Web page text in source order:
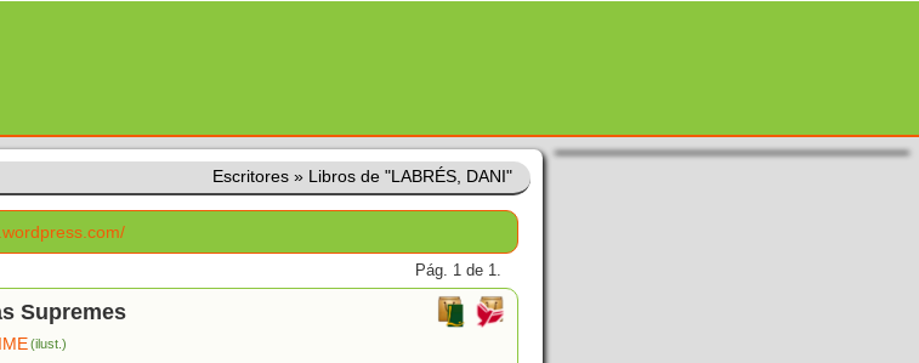
Escritores » Libros de "LABRÉS, DANI"
Pág. 1 de 1.
Supremes
(ilust.)